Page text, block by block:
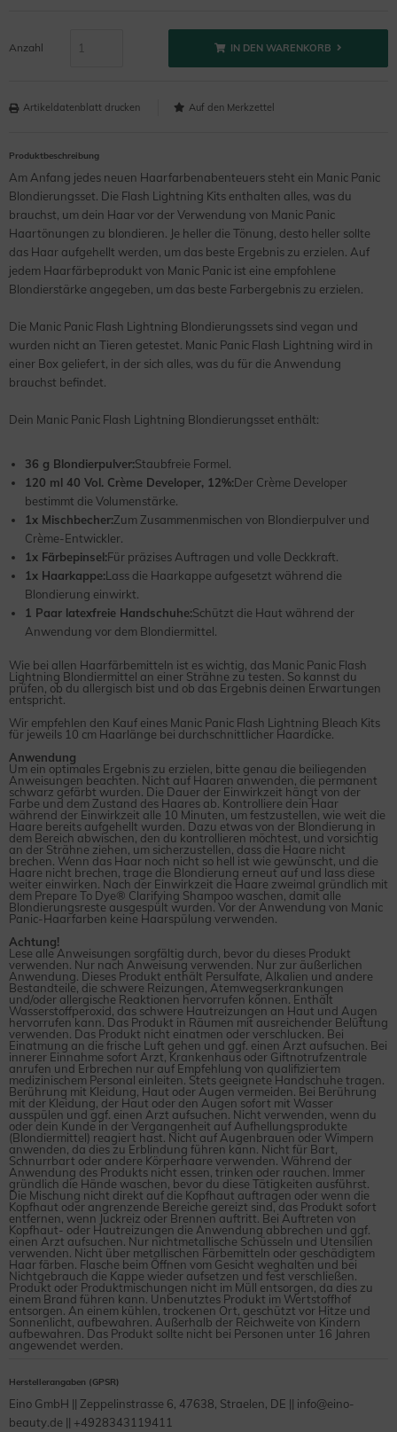
Anzahl IN DEN WARENKORB
Artikeldatenblatt drucken
Produktbeschreibung
Am Anfang jedes neuen Haarfarbenabenteuers steht ein Manic Panic
Blondierungsset. Die Flash Lightning Kits enthalten alles, was du
brauchst, um dein Haar vor der Verwendung von Manic Panic
Haartönungen zu blondieren. Je heller die Tönung, desto heller sollte
das Haar aufgehellt werden, um das beste Ergebnis zu erzielen. Auf
jedem Haarfärbeprodukt von Manic Panic ist eine empfohlene
Blondierstärke angegeben, um das beste Farbergebnis zu erzielen.
Die Manic Panic Flash Lightning Blondierungssets sind vegan und
wurden nicht an Tieren getestet. Manic Panic Flash Lightning wird in
einer Box geliefert, in der sich alles, was du für die Anwendung
brauchst befindet.
Dein Manic Panic Flash Lightning Blondierungsset enthält:
36 g Blondierpulver:Staubfreie Formel.
120 ml 40 Vol. Crème Developer, 12%:Der Crème Developer
bestimmt die Volumenstärke.
1x Mischbecher:Zum Zusammenmischen von Blondierpulver und
Crème-Entwickler.
1x Färbepinsel:Für präzises Auftragen und volle Deckkraft.
1x Haarkappe:Lass die Haarkappe aufgesetzt während die
Blondierung einwirkt.
1 Paar latexfreie Handschuhe:Schützt die Haut während der
Anwendung vor dem Blondiermittel.
Wie bei allen Haarfärbemitteln ist es wichtig, das Manic Panic Flash
Lightning Blondiermittel an einer Strähne zu testen. So kannst du
prüfen, ob du allergisch bist und ob das Ergebnis deinen Erwartungen
entspricht.
Wir empfehlen den Kauf eines Manic Panic Flash Lightning Bleach Kits
für jeweils 10 cm Haarlänge bei durchschnittlicher Haardicke.
Anwendung
Um ein optimales Ergebnis zu erzielen, bitte genau die beiliegenden
Anweisungen beachten. Nicht auf Haaren anwenden, die permanent
schwarz gefärbt wurden. Die Dauer der Einwirkzeit hängt von der
Farbe und dem Zustand des Haares ab. Kontrolliere dein Haar
während der Einwirkzeit alle 10 Minuten, um festzustellen, wie weit die
Haare bereits aufgehellt wurden. Dazu etwas von der Blondierung in
dem Bereich abwischen, den du kontrollieren möchtest, und vorsichtig
an der Strähne ziehen, um sicherzustellen, dass die Haare nicht
brechen. Wenn das Haar noch nicht so hell ist wie gewünscht, und die
Haare nicht brechen, trage die Blondierung erneut auf und lass diese
weiter einwirken. Nach der Einwirkzeit die Haare zweimal gründlich mit
dem Prepare To Dye® Clarifying Shampoo waschen, damit alle
Blondierungsreste ausgespült wurden. Vor der Anwendung von Manic
Panic-Haarfarben keine Haarspülung verwenden.
Achtung!
Lese alle Anweisungen sorgfältig durch, bevor du dieses Produkt
verwenden. Nur nach Anweisung verwenden. Nur zur äußerlichen
Anwendung. Dieses Produkt enthält Persulfate, Alkalien und andere
Bestandteile, die schwere Reizungen, Atemwegserkrankungen
und/oder allergische Reaktionen hervorrufen können. Enthält
Wasserstoffperoxid, das schwere Hautreizungen an Haut und Augen
hervorrufen kann. Das Produkt in Räumen mit ausreichender Belüftung
verwenden. Das Produkt nicht einatmen oder verschlucken. Bei
Einatmung an die frische Luft gehen und ggf. einen Arzt aufsuchen. Bei
innerer Einnahme sofort Arzt, Krankenhaus oder Giftnotrufzentrale
anrufen und Erbrechen nur auf Empfehlung von qualifiziertem
medizinischem Personal einleiten. Stets geeignete Handschuhe tragen.
Berührung mit Kleidung, Haut oder Augen vermeiden. Bei Berührung
mit der Kleidung, der Haut oder den Augen sofort mit Wasser
ausspülen und ggf. einen Arzt aufsuchen. Nicht verwenden, wenn du
oder dein Kunde in der Vergangenheit auf Aufhellungsprodukte
(Blondiermittel) reagiert hast. Nicht auf Augenbrauen oder Wimpern
anwenden, da dies zu Erblindung führen kann. Nicht für Bart,
Schnurrbart oder andere Körperhaare verwenden. Während der
Anwendung des Produkts nicht essen, trinken oder rauchen. Immer
gründlich die Hände waschen, bevor du diese Tätigkeiten ausführst.
Die Mischung nicht direkt auf die Kopfhaut auftragen oder wenn die
Kopfhaut oder angrenzende Bereiche gereizt sind, das Produkt sofort
entfernen, wenn Juckreiz oder Brennen auftritt. Bei Auftreten von
Kopfhaut- oder Hautreizungen die Anwendung abbrechen und ggf.
einen Arzt aufsuchen. Nur nichtmetallische Schüsseln und Utensilien
verwenden. Nicht über metallischen Färbemitteln oder geschädigtem
Haar färben. Flasche beim Öffnen vom Gesicht weghalten und bei
Nichtgebrauch die Kappe wieder aufsetzen und fest verschließen.
Produkt oder Produktmischungen nicht im Müll entsorgen, da dies zu
einem Brand führen kann. Unbenutztes Produkt im Wertstoffhof
entsorgen. An einem kühlen, trockenen Ort, geschützt vor Hitze und
Sonnenlicht, aufbewahren. Außerhalb der Reichweite von Kindern
aufbewahren. Das Produkt sollte nicht bei Personen unter 16 Jahren
angewendet werden.
Herstellerangaben (GPSR)
Eino GmbH || Zeppelinstrasse 6, 47638, Straelen, DE || info@eino-
beauty.de || +4928343119411